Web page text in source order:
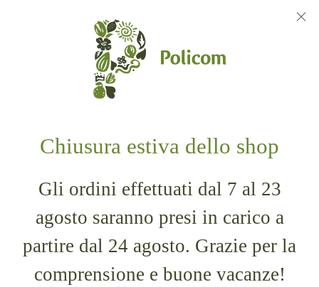
ricetta esclusiva contiene il 4% di mandorle italiane
tostate, senza aromi aggiunti.
E tu, quale preferisci?
Ultimi articoli:
Tutto il buono di Mand’or.
LEGGI TUTTO
Chiusura estiva dello shop
Gli ordini effettuati dal 7 al 23
agosto saranno presi in carico a
partire dal 24 agosto. Grazie per la
comprensione e buone vacanze!